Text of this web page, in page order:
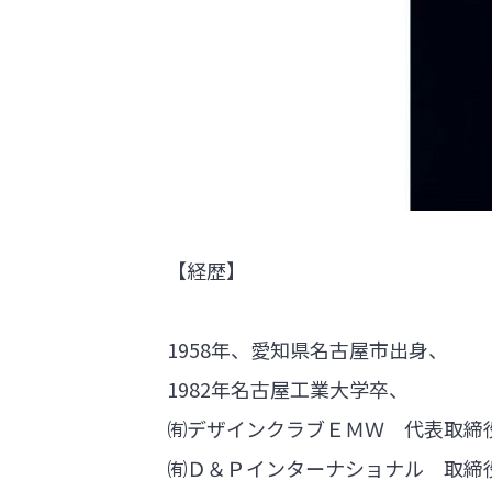
【経歴】
1958年、愛知県名古屋市出身、
1982年名古屋工業大学卒、
㈲デザインクラブＥＭＷ 代表取締
㈲Ｄ＆Ｐインターナショナル 取締